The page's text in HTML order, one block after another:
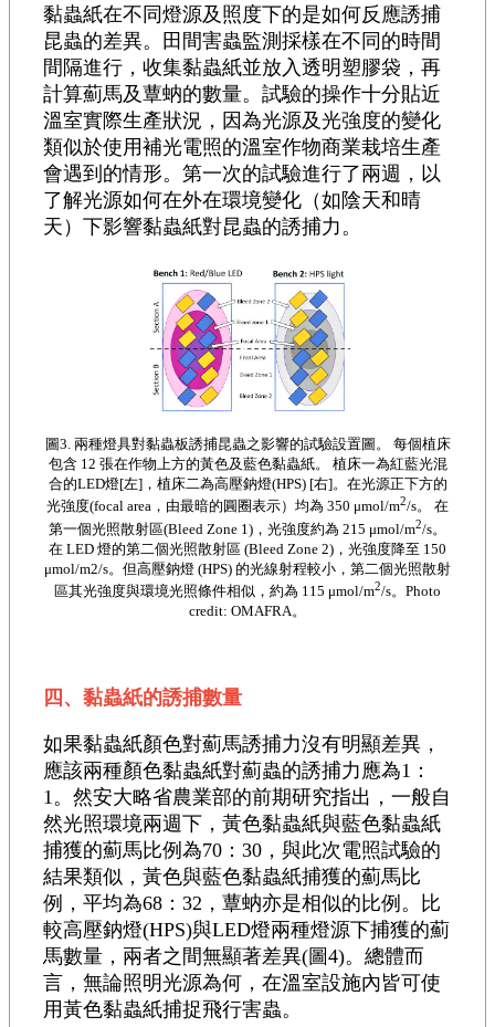
黏蟲紙在不同燈源及照度下的是如何反應誘捕
昆蟲的差異。田間害蟲監測採樣在不同的時間
間隔進行，收集黏蟲紙並放入透明塑膠袋，再
計算薊馬及蕈蚋的數量。試驗的操作十分貼近
溫室實際生產狀況，因為光源及光強度的變化
類似於使用補光電照的溫室作物商業栽培生產
會遇到的情形。第一次的試驗進行了兩週，以
了解光源如何在外在環境變化（如陰天和晴
天）下影響黏蟲紙對昆蟲的誘捕力。
圖3. 兩種燈具對黏蟲板誘捕昆蟲之影響的試驗設置圖。 每個植床
包含 12 張在作物上方的黃色及藍色黏蟲紙。 植床一為紅藍光混
合的LED燈[左]，植床二為高壓鈉燈(HPS) [右]。在光源正下方的
光強度(focal area，由最暗的圓圈表示）均為 350 μmol/m2/s。 在
第一個光照散射區(Bleed Zone 1)，光強度約為 215 μmol/m2/s。
在 LED 燈的第二個光照散射區 (Bleed Zone 2)，光強度降至 150
μmol/m2/s。但高壓鈉燈 (HPS) 的光線射程較小，第二個光照散射
區其光強度與環境光照條件相似，約為 115 μmol/m2/s。Photo
credit: OMAFRA。
四、黏蟲紙的誘捕數量
如果黏蟲紙顏色對薊馬誘捕力沒有明顯差異，
應該兩種顏色黏蟲紙對薊蟲的誘捕力應為1：
1。然安大略省農業部的前期研究指出，一般自
然光照環境兩週下，黃色黏蟲紙與藍色黏蟲紙
捕獲的薊馬比例為70：30，與此次電照試驗的
結果類似，黃色與藍色黏蟲紙捕獲的薊馬比
例，平均為68：32，蕈蚋亦是相似的比例。比
較高壓鈉燈(HPS)與LED燈兩種燈源下捕獲的薊
馬數量，兩者之間無顯著差異(圖4)。總體而
言，無論照明光源為何，在溫室設施內皆可使
用黃色黏蟲紙捕捉飛行害蟲。